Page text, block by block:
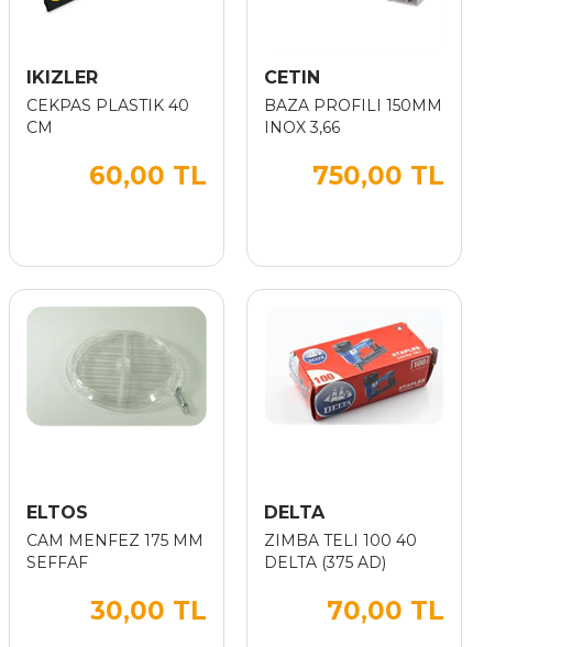
IKIZLER
CEKPAS PLASTIK 40
CM
60,00 TL
CETIN
BAZA PROFILI 150MM
INOX 3,66
750,00 TL
ELTOS
CAM MENFEZ 175 MM
SEFFAF
30,00 TL
DELTA
ZIMBA TELI 100 40
DELTA (375 AD)
70,00 TL